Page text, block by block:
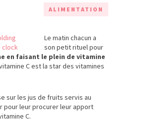
ALIMENTATION
Le matin chacun a
son petit rituel pour
en faisant le plein de vitamine
C est la star des vitamines
sur les jus de fruits servis au
pour leur procurer leur apport
C.